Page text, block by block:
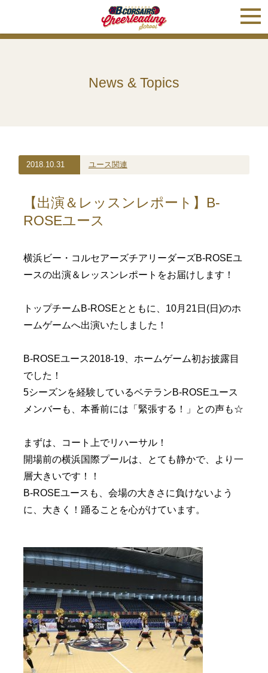
News & Topics
2018.10.31 ユース関連
【出演＆レッスンレポート】B-
ROSEユース
横浜ビー・コルセアーズチアリーダーズB-ROSEユ
ースの出演＆レッスンレポートをお届けします！
トップチームB-ROSEとともに、10月21日(日)のホ
ームゲームへ出演いたしました！
B-ROSEユース2018-19、ホームゲーム初お披露目
でした！
5シーズンを経験しているベテランB-ROSEユース
メンバーも、本番前には「緊張する！」との声も☆
まずは、コート上でリハーサル！
開場前の横浜国際プールは、とても静かで、より一
層大きいです！！
B-ROSEユースも、会場の大きさに負けないよう
に、大きく！踊ることを心がけています。